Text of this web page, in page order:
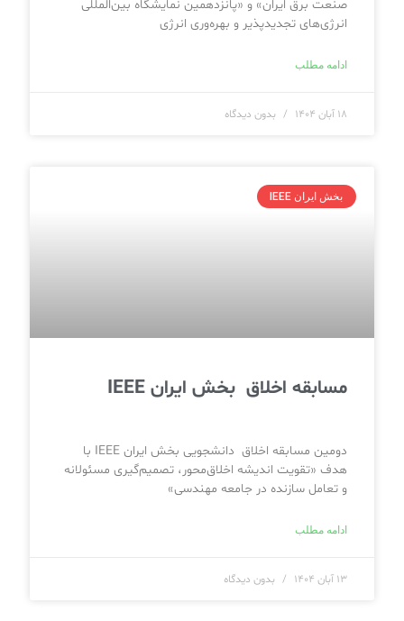
صنعت برق ایران» و «پانزدهمین نمایشگاه بین‌المللی
انرژی‌های تجدیدپذیر و بهره‌وری انرژی
ادامه مطلب
۱۸ آبان ۱۴۰۴ بدون دیدگاه
بخش ایران IEEE
مسابقه اخلاق بخش ایران IEEE‎
دومین مسابقه اخلاق دانشجویی بخش ایران IEEE‎ با
هدف «تقویت اندیشه اخلاق‌محور، تصمیم‌گیری مسئولانه
و تعامل سازنده در جامعه مهندسی»
ادامه مطلب
۱۳ آبان ۱۴۰۴ بدون دیدگاه